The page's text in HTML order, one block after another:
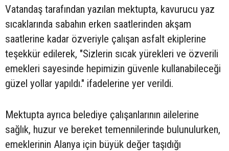
Vatandaş tarafından yazılan mektupta, kavurucu yaz
sıcaklarında sabahın erken saatlerinden akşam
saatlerine kadar özveriyle çalışan asfalt ekiplerine
teşekkür edilerek, "Sizlerin sıcak yürekleri ve özverili
emekleri sayesinde hepimizin güvenle kullanabileceği
güzel yollar yapıldı." ifadelerine yer verildi.
Mektupta ayrıca belediye çalışanlarının ailelerine
sağlık, huzur ve bereket temennilerinde bulunulurken,
emeklerinin Alanya için büyük değer taşıdığı